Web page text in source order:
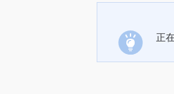
正